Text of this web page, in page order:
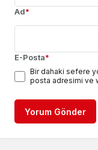
Ad*
E-Posta*
Bir dahaki sefere
posta adresimi ve
Yorum Gönder